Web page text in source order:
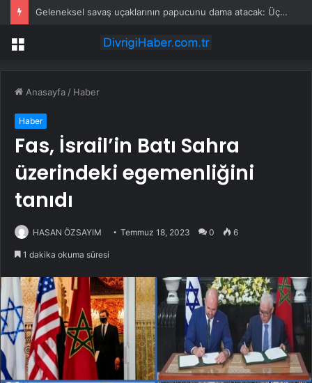
Geleneksel savaş uçaklarının papucunu dama atacak: Üçte biri fiyatına üretiliyor
Menü
Anasayfa / Haber
Haber
Fas, İsrail’in Batı Sahra
üzerindeki egemenliğini
tanıdı
HASAN ÖZSAYIM Temmuz 18, 2023 0 6
1 dakika okuma süresi